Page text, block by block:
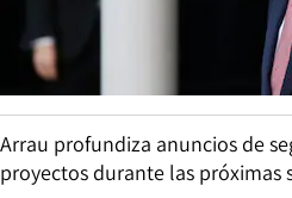
Arrau profundiza anuncios de
proyectos durante las próximas